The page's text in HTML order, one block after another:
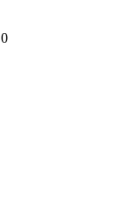
0